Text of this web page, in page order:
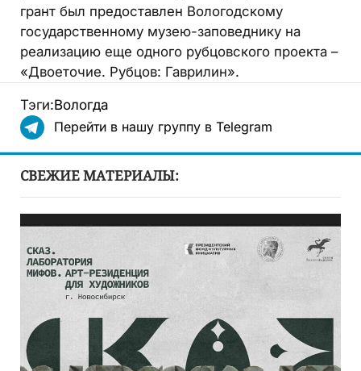
грант был предоставлен Вологодскому
государственному музею-заповеднику на
реализацию еще одного рубцовского проекта –
«Двоеточие. Рубцов: Гаврилин».
Тэги:Вологда
Перейти в нашу группу в Telegram
СВЕЖИЕ МАТЕРИАЛЫ: